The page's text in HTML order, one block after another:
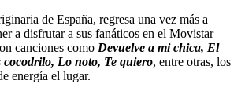
de España, regresa una vez más a
a disfrutar a sus fanáticos en el Movistar
canciones como Devuelve a mi chica, El
cocodrilo, Lo noto, Te quiero, entre otras, los
energía el lugar.